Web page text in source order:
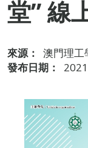
堂” 線
來源：
澳門理工
發布日期：